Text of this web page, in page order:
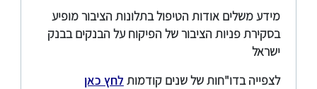
מידע משלים אודות הטיפול בתלונות הציבור מופיע
בסקירת פניות הציבור של הפיקוח על הבנקים בבנק
ישראל
לצפייה בדו"חות של שנים קודמות לחץ כאן